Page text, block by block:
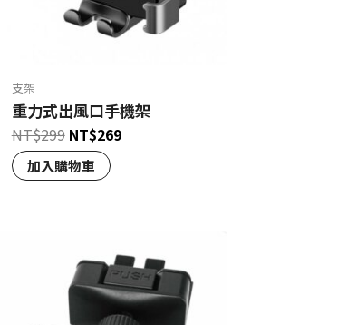
支架
重力式出風口手機架
NT$299 NT$269
加入購物車